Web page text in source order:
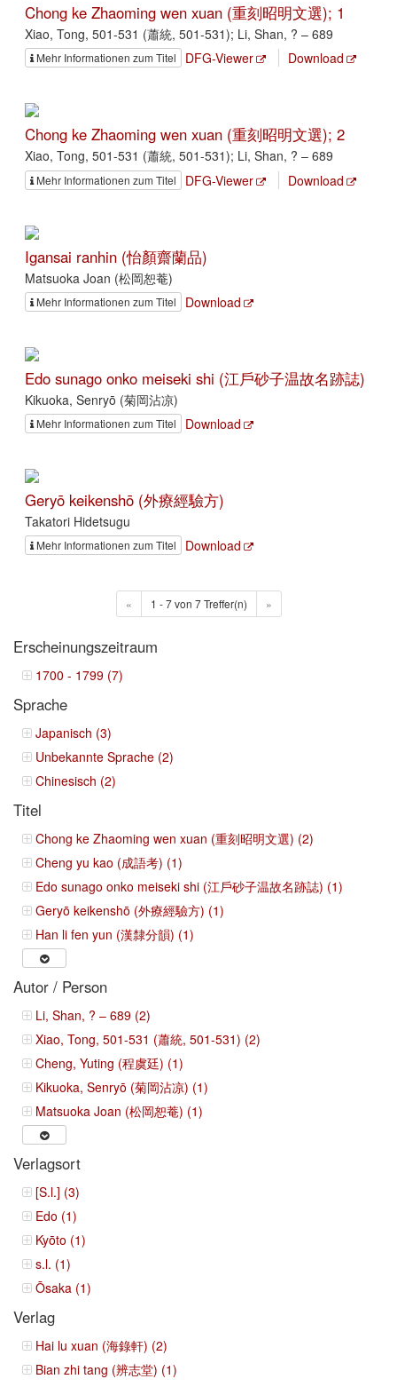
Chong ke Zhaoming wen xuan (重刻昭明文選); 1
Xiao, Tong, 501-531 (蕭統, 501-531); Li, Shan, ? – 689
Mehr Informationen zum Titel DFG-Viewer Download
Chong ke Zhaoming wen xuan (重刻昭明文選); 2
Xiao, Tong, 501-531 (蕭統, 501-531); Li, Shan, ? – 689
Mehr Informationen zum Titel DFG-Viewer Download
Igansai ranhin (怡顏齋蘭品)
Matsuoka Joan (松岡恕菴)
Mehr Informationen zum Titel Download
Edo sunago onko meiseki shi (江戶砂子温故名跡誌)
Kikuoka, Senryō (菊岡沾凉)
Mehr Informationen zum Titel Download
Geryō keikenshō (外療經驗方)
Takatori Hidetsugu
Mehr Informationen zum Titel Download
« 1 - 7 von 7 Treffer(n) »
Erscheinungszeitraum
1700 - 1799 (7)
Sprache
Japanisch (3)
Unbekannte Sprache (2)
Chinesisch (2)
Titel
Chong ke Zhaoming wen xuan (重刻昭明文選) (2)
Cheng yu kao (成語考) (1)
Edo sunago onko meiseki shi (江戶砂子温故名跡誌) (1)
Geryō keikenshō (外療經驗方) (1)
Han li fen yun (漢隸分韻) (1)
Autor / Person
Li, Shan, ? – 689 (2)
Xiao, Tong, 501-531 (蕭統, 501-531) (2)
Cheng, Yuting (程虞廷) (1)
Kikuoka, Senryō (菊岡沾凉) (1)
Matsuoka Joan (松岡恕菴) (1)
Verlagsort
[S.l.] (3)
Edo (1)
Kyōto (1)
s.l. (1)
Ōsaka (1)
Verlag
Hai lu xuan (海錄軒) (2)
Bian zhi tang (辨志堂) (1)